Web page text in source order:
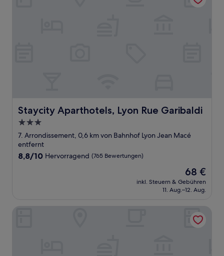
Staycity Aparthotels, Lyon Rue Garibaldi
Staycity Aparthotels, Lyon Rue Garibaldi
3.0-
Sterne-
Unterkunft
7. Arrondissement, 0,6 km von Bahnhof Lyon Jean Macé
entfernt
8.8
8,8/10 Hervorragend (765 Bewertungen)
Der
Preis
beträgt
68 €
inkl. Steuern & Gebühren
11. Aug.–12. Aug.